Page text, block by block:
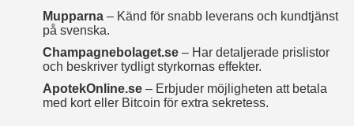
Mupparna– Känd för snabb leverans och kundtjänst
på svenska.
Champagnebolaget.se– Har detaljerade prislistor
och beskriver tydligt styrkornas effekter.
ApotekOnline.se– Erbjuder möjligheten att betala
med kort eller Bitcoin för extra sekretess.